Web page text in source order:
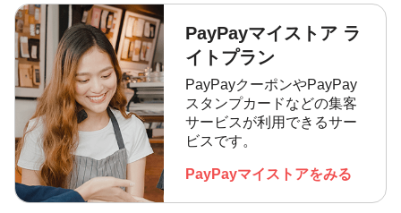
PayPayマイストア ラ
イトプラン
PayPayクーポンやPayPay
スタンプカードなどの集客
サービスが利用できるサー
ビスです。
PayPayマイストアをみる